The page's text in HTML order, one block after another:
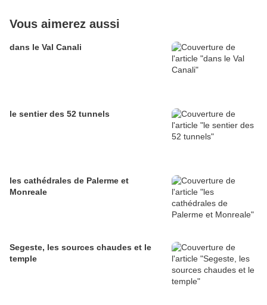
Vous aimerez aussi
dans le Val Canali
le sentier des 52 tunnels
les cathédrales de Palerme et
Monreale
Segeste, les sources chaudes et le
temple